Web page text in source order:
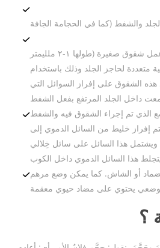
خدش الجلد؛ حيث يتم عمل شقوق صغيرة (طولها ١-٢ ملليمتر
سطحية متعددة لحاجز الجلد وذلك باستخدام
الشقوق على إفراز السوائل التي
داخل الجلد المرتفع بفعل الشفط
الذي تم إجراء الشقوق فيه والشفط
إفراز خليط من السائل الدموي إلى
هذا السائل على سائل خِلالي
هذا السائل الدموي داخل الكوب
أو الشاش. كما يمكن وضع مرهم
يحتوي على مضاد حيوي معقمة
؟